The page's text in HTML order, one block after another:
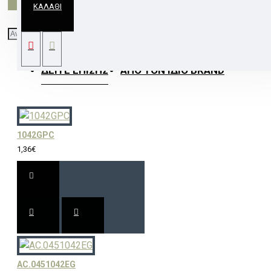
ΚΑΛΆΘΙ
ΣΠΟΤ ΧΩΝ ΚΙΝ ΑΣΗΜΙ Νο3259 ΜR11
ΔΕΊΤΕ ΕΠΊΣΗΣ ΑΠΌ ΤΟΝ ΊΔΙΟ BRAND
1042GPC
1,36€
AC.0451042EG